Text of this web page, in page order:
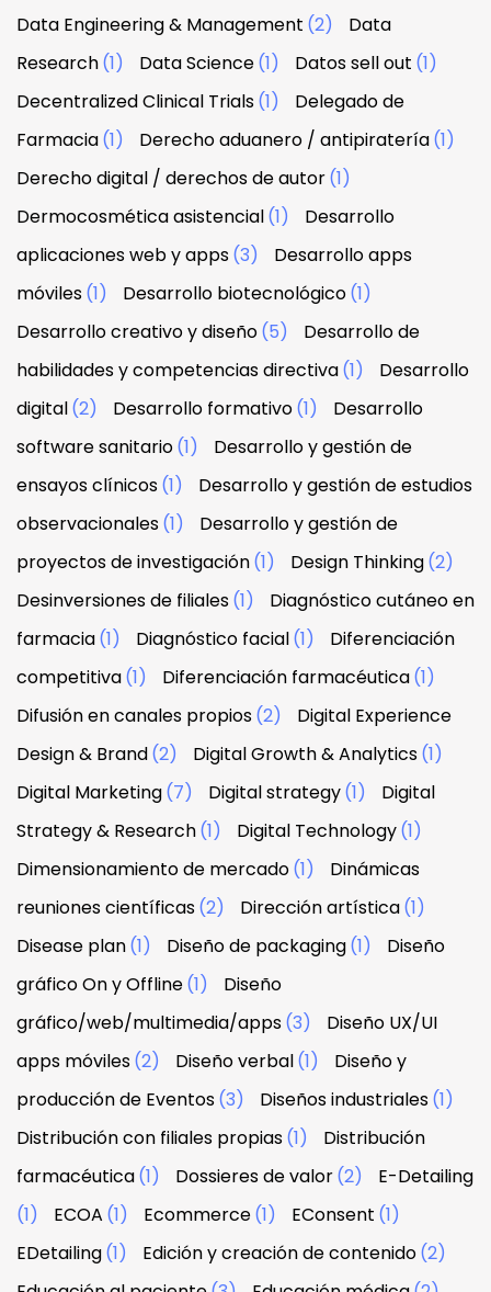
Data Engineering & Management (2)
Data
Research(1) Data Science(1) Datos sell out (1)
Decentralized Clinical Trials(1)
Delegado de
Farmacia(1) Derecho aduanero / antipiratería(1)
Derecho digital / derechos de autor(1)
Dermocosmética asistencial(1)
Desarrollo
aplicaciones web y apps(3)
Desarrollo apps
móviles(1) Desarrollo biotecnológico(1)
Desarrollo creativo y diseño(5)
Desarrollo de
habilidades y competencias directiva(1)
Desarrollo
digital(2) Desarrollo formativo(1)
Desarrollo
software sanitario(1)
Desarrollo y gestión de
ensayos clínicos(1)
Desarrollo y gestión de estudios
observacionales(1)
Desarrollo y gestión de
proyectos de investigación(1) Design Thinking(2)
Desinversiones de filiales(1)
Diagnóstico cutáneo en
farmacia(1) Diagnóstico facial(1)
Diferenciación
competitiva(1) Diferenciación farmacéutica(1)
Difusión en canales propios(2)
Digital Experience
Design & Brand(2) Digital Growth & Analytics(1)
Digital Marketing(7) Digital strategy(1)
Digital
Strategy & Research(1) Digital Technology(1)
Dimensionamiento de mercado(1)
Dinámicas
reuniones científicas(2) Dirección artística(1)
Disease plan(1) Diseño de packaging(1)
Diseño
gráfico On y Offline(1)
Diseño
gráfico/web/multimedia/apps(3)
Diseño UX/UI
apps móviles(2) Diseño verbal(1)
Diseño y
producción de Eventos(3) Diseños industriales(1)
Distribución con filiales propias(1)
Distribución
farmacéutica(1) Dossieres de valor(2)
E-Detailing
(1)
ECOA (1) Ecommerce(1) EConsent (1)
EDetailing(1) Edición y creación de contenido(2)